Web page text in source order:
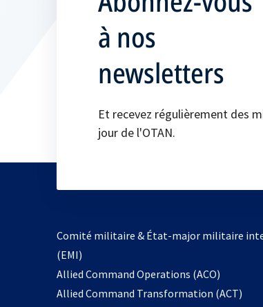
à nos
newsletters
Et recevez régulièrement des
jour de l'OTAN.
Comité militaire & État-major militaire
(EMI)
Allied Command Operations (ACO)
dans
Allied Command Transformation (ACT)